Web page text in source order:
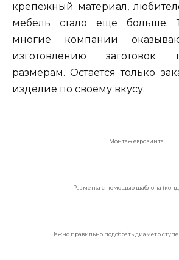
крепежный материал,
мебель стало еще больше.
многие компании
изготовлению
размерам. Остается только
изделие по своему вкусу.
Монтаж евровинта
Разметка с помощью шаблона
Важно правильно подобрать диаметр